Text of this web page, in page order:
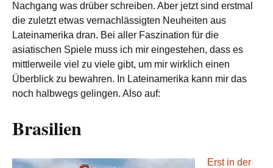
Nachgang was drüber schreiben. Aber jetzt sind erstmal
die zuletzt etwas vernachlässigten Neuheiten aus
Lateinamerika dran. Bei aller Faszination für die
asiatischen Spiele muss ich mir eingestehen, dass es
mittlerweile viel zu viele gibt, um mir wirklich einen
Überblick zu bewahren. In Lateinamerika kann mir das
noch halbwegs gelingen. Also auf:
Brasilien
Erst in der